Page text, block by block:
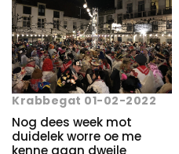
Krabbegat 01-02-2022
Nog dees week mot
duidelek worre oe me